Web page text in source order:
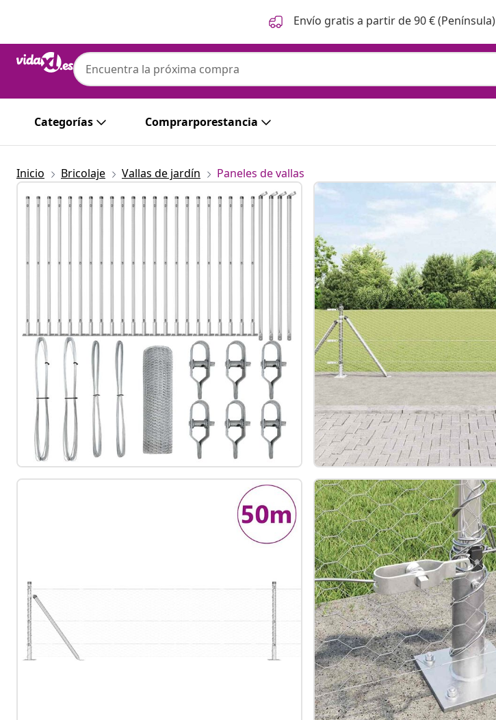
Envío gratis a partir de 90 € (Península)
Categorías Comprarporestancia
Inicio Bricolaje Vallas de jardín Paneles de vallas